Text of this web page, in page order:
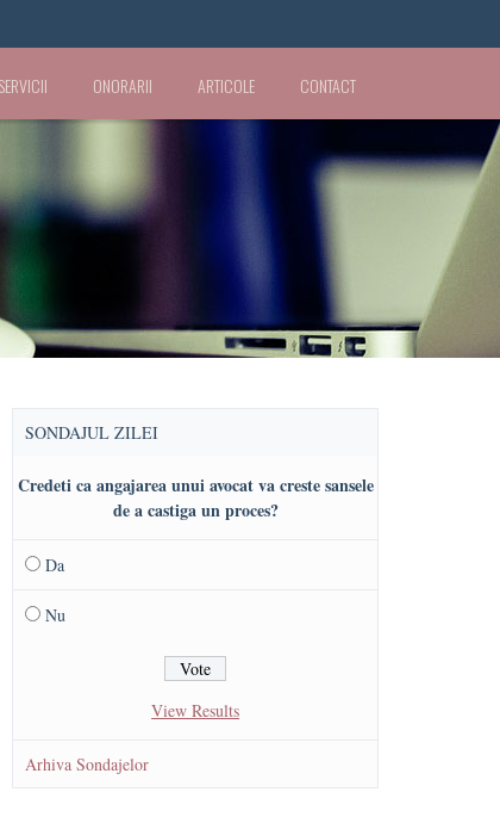
ONORARII ARTICOLE CONTACT
SONDAJUL ZILEI
Credeti ca angajarea unui avocat va creste sansele
de a castiga un proces?
Da
Nu
View Results
Arhiva Sondajelor